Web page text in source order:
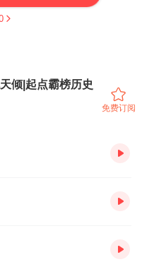
倾|起点霸榜历史
免费订阅